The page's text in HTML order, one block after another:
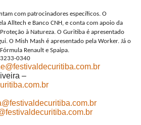
com patrocinadores específicos. O
Alltech e Banco CNH, e conta com apoio da
à Natureza. O Guritiba é apresentado
O Mish Mash é apresentado pela Worker. Já o
Renault e Spaipa.
0340
–